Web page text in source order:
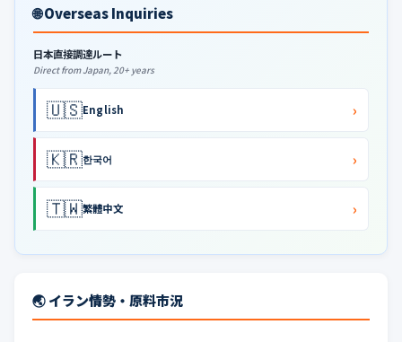
🌐 Overseas Inquiries
日本直接調達ルート
Direct from Japan, 20+ years
🇺🇸English ›
🇰🇷한국어 ›
🇹🇼繁體中文 ›
🌏 イラン情勢・原料市況